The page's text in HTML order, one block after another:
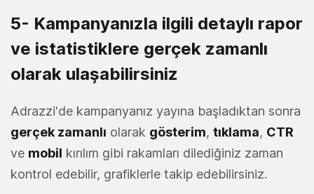
5- Kampanyanızla ilgili detaylı rapor
ve istatistiklere gerçek zamanlı
olarak ulaşabilirsiniz
Adrazzi'de kampanyanız yayına başladıktan sonra
gerçek zamanlı olarak gösterim, tıklama, CTR
ve mobil kırılım gibi rakamları dilediğiniz zaman
kontrol edebilir, grafiklerle takip edebilirsiniz.